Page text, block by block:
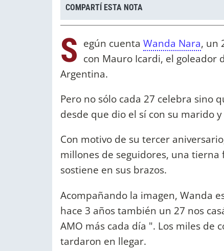
COMPARTÍ ESTA NOTA
S egún cuenta Wanda Nara, un
con Mauro Icardi, el goleador
Argentina.
Pero no sólo cada 27 celebra sino
desde que dio el sí con su marido
Con motivo de su tercer
millones de seguidores, una
sostiene en sus brazos.
Acompañando la imagen, Wanda
hace 3 años también un 27 nos
AMO más cada día ️". Los miles de
tardaron en llegar.